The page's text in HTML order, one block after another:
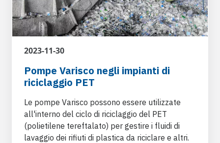
2023-11-30
Pompe Varisco negli impianti di
riciclaggio PET
Le pompe Varisco possono essere utilizzate
all'interno del ciclo di riciclaggio del PET
(polietilene tereftalato) per gestire i fluidi di
lavaggio dei rifiuti di plastica da riciclare e altri.